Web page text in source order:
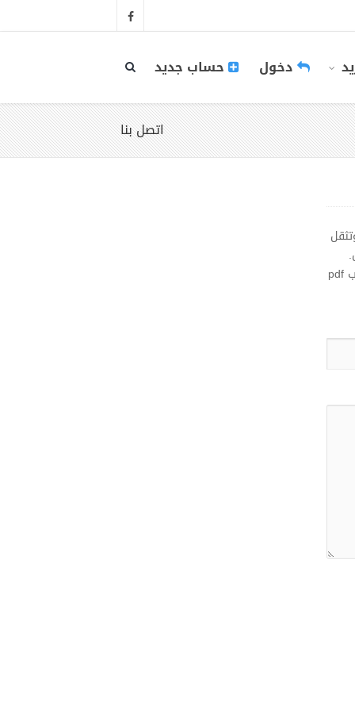
دخول حساب جديد
اتصل بنا
ومساهمة منا فى إثراء المحتوى العربى على الشبكة العنكبوتية فقد قمنا بتجميع مئات الكتب فى موقع واحد. مكتبة تحميل كتب pdf